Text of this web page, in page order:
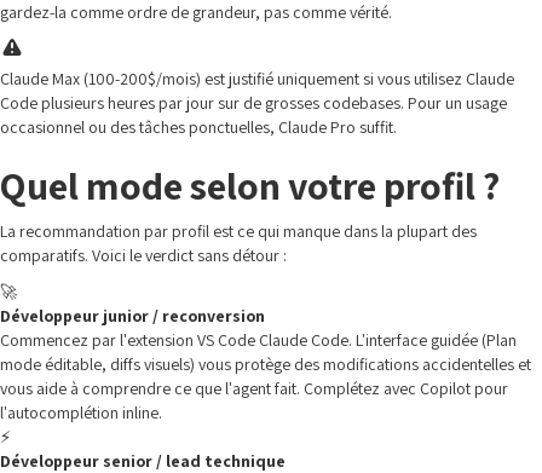
gardez-la comme ordre de grandeur, pas comme vérité.
Claude Max (100-200$/mois) est justifié uniquement si vous utilisez Claude
Code plusieurs heures par jour sur de grosses codebases. Pour un usage
occasionnel ou des tâches ponctuelles, Claude Pro suffit.
Quel mode selon votre profil ?
La recommandation par profil est ce qui manque dans la plupart des
comparatifs. Voici le verdict sans détour :
🚀
Développeur junior / reconversion
Commencez par l'extension VS Code Claude Code. L'interface guidée (Plan
mode éditable, diffs visuels) vous protège des modifications accidentelles et
vous aide à comprendre ce que l'agent fait. Complétez avec Copilot pour
l'autocomplétion inline.
⚡
Développeur senior / lead technique